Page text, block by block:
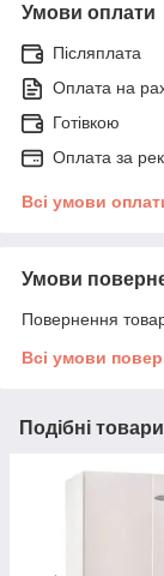
Умови оплати
Післяплата
Оплата на
Готівкою
Оплата за
Всі умови
Умови
Повернення
Всі умови
Подібні